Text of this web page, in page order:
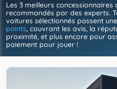
Les 3 meilleurs
recommandés par des experts.
voitures sélectionnés passent
points, couvrant les avis, la
proximité, et plus encore pour
paiement pour jouer !